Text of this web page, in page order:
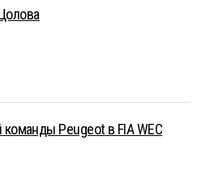
Peugeot в FIA WEC